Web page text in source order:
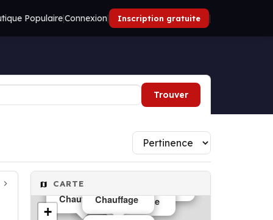
Populaire|Connexion| Inscription gratuite |
Trouver
CARTE
Chauffage Chauffage
Chauffage
+